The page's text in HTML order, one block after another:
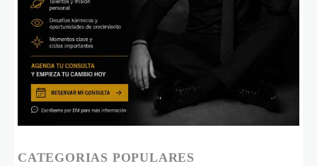
CATEGORIAS POPULARES